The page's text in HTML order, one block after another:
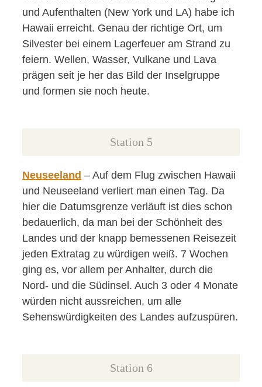
und Aufenthalten (New York und LA) habe ich
Hawaii erreicht. Genau der richtige Ort, um
Silvester bei einem Lagerfeuer am Strand zu
feiern. Wellen, Wasser, Vulkane und Lava
prägen seit je her das Bild der Inselgruppe
und formen sie noch heute.
Station 5
Neuseeland – Auf dem Flug zwischen Hawaii
und Neuseeland verliert man einen Tag. Da
hier die Datumsgrenze verläuft ist dies schon
bedauerlich, da man bei der Schönheit des
Landes und der knapp bemessenen Reisezeit
jeden Extratag zu würdigen weiß. 7 Wochen
ging es, vor allem per Anhalter, durch die
Nord- und die Südinsel. Auch 3 oder 4 Monate
würden nicht aussreichen, um alle
Sehenswürdigkeiten des Landes aufzuspüren.
Station 6